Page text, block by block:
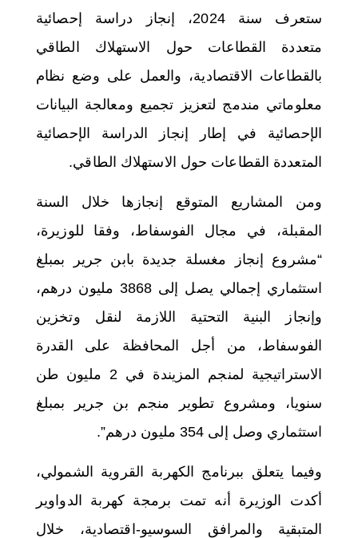
ستعرف سنة 2024، إنجاز دراسة إحصائية
متعددة القطاعات حول الاستهلاك الطاقي
بالقطاعات الاقتصادية، والعمل على وضع نظام
معلوماتي مندمج لتعزيز تجميع ومعالجة البيانات
الإحصائية في إطار إنجاز الدراسة الإحصائية
المتعددة القطاعات حول الاستهلاك الطاقي.
ومن المشاريع المتوقع إنجازها خلال السنة
المقبلة، في مجال الفوسفاط، وفقا للوزيرة،
“مشروع إنجاز مغسلة جديدة بابن جرير بمبلغ
استثماري إجمالي يصل إلى 3868 مليون درهم،
وإنجاز البنية التحتية اللازمة لنقل وتخزين
الفوسفاط، من أجل المحافظة على القدرة
الاستراتيجية لمنجم المزيندة في 2 مليون طن
سنويا، ومشروع تطوير منجم بن جرير بمبلغ
استثماري وصل إلى 354 مليون درهم”.
وفيما يتعلق ببرنامج الكهربة القروية الشمولي،
أكدت الوزيرة أنه تمت برمجة كهربة الدواوير
المتبقية والمرافق السوسيو-اقتصادية، خلال